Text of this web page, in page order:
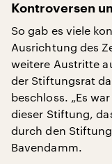
Kontroversen
So gab es viele
Ausrichtung des
weitere Austritte
der Stiftungsrat
beschloss. „Es
dieser Stiftung,
durch den
Bavendamm.